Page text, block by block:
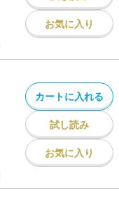
お気に入り
カートに入れる
試し読み
お気に入り